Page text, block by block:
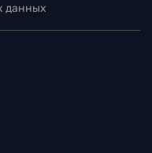
данных